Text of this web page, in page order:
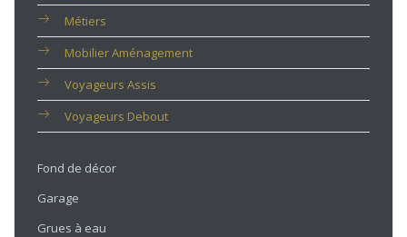
Métiers
Mobilier Aménagement
Voyageurs Assis
Voyageurs Debout
Fond de décor
Garage
Grues à eau